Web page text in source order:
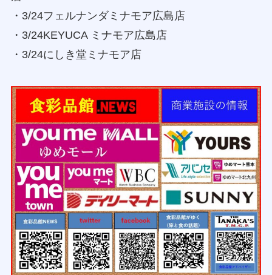
・3/24フェルナンダミナモア広島店
・3/24KEYUCA ミナモア広島店
・3/24にしき堂ミナモア店